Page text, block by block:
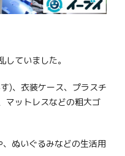
ていました。
)、衣装ケース、プラスチ
マットレスなどの粗大ゴ
ぬいぐるみなどの生活用